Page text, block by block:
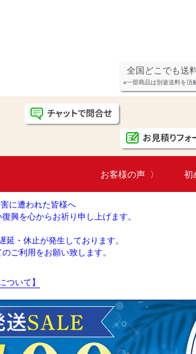
全国どこでも送
※一部商品は別途送料を頂
初
お客様の声
に遭われた皆様へ
興を心からお祈り申し上げます。
・休止が発生しております。
ご利用をお願い致します。
ついて】